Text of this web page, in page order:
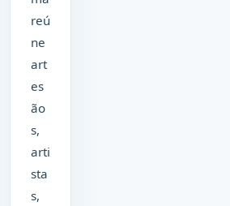
reú
ne
art
es
ão
s,
arti
sta
s,